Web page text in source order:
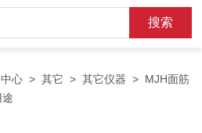
心 >其它 >其它仪器 > MJH面筋